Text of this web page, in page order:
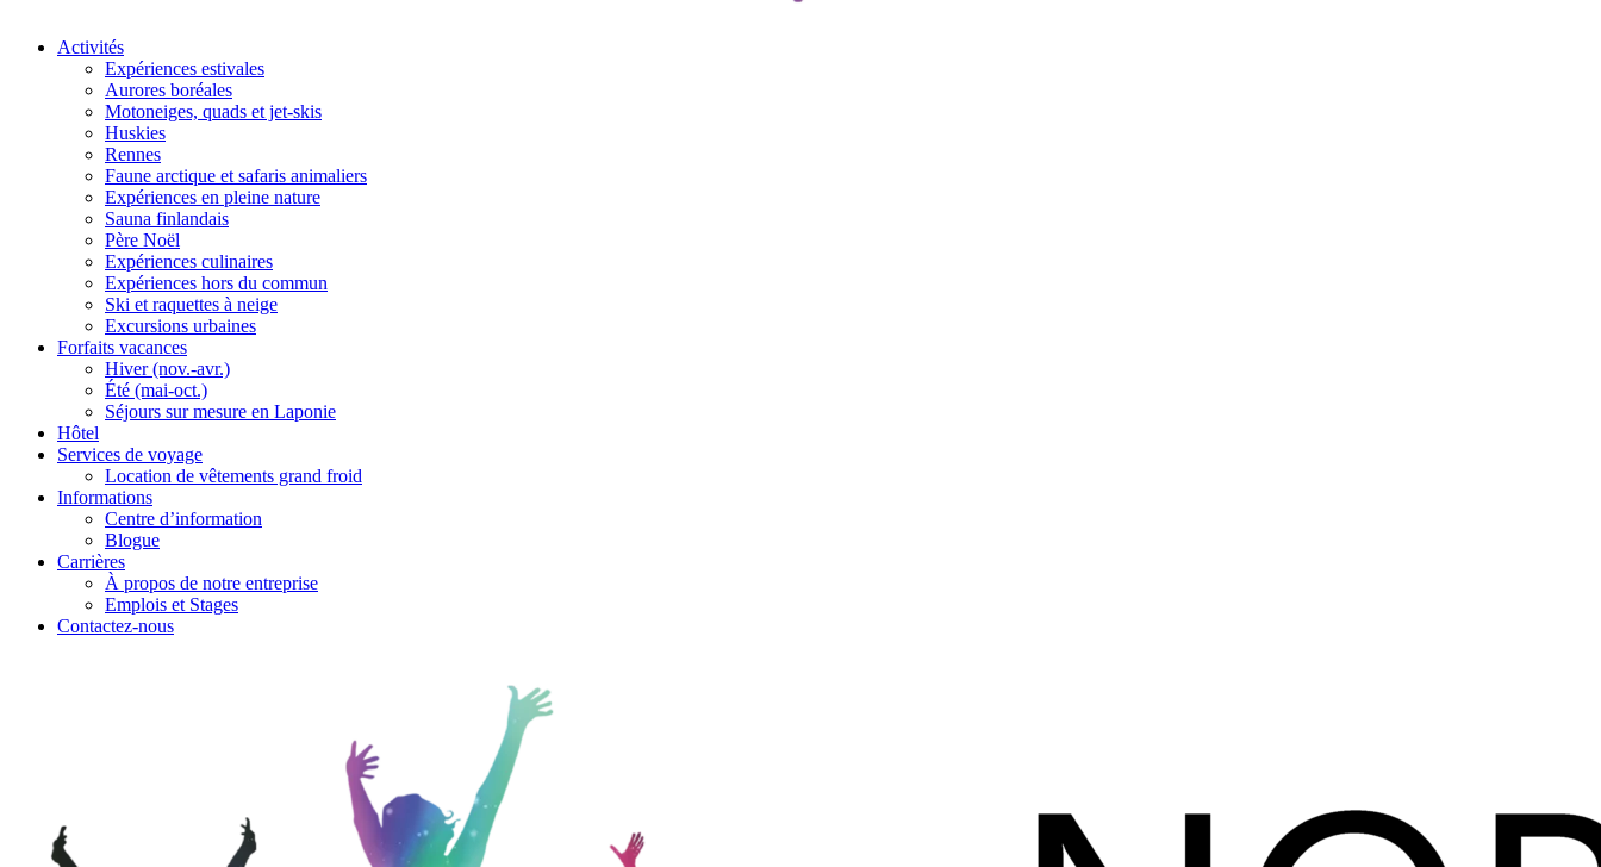
Activités
Expériences estivales
Aurores boréales
Motoneiges, quads et jet-skis
Huskies
Rennes
Faune arctique et safaris animaliers
Expériences en pleine nature
Sauna finlandais
Père Noël
Expériences culinaires
Expériences hors du commun
Ski et raquettes à neige
Excursions urbaines
Forfaits vacances
Hiver (nov.-avr.)
Été (mai-oct.)
Séjours sur mesure en Laponie
Hôtel
Services de voyage
Location de vêtements grand froid
Informations
Centre d’information
Blogue
Carrières
À propos de notre entreprise
Emplois et Stages
Contactez-nous